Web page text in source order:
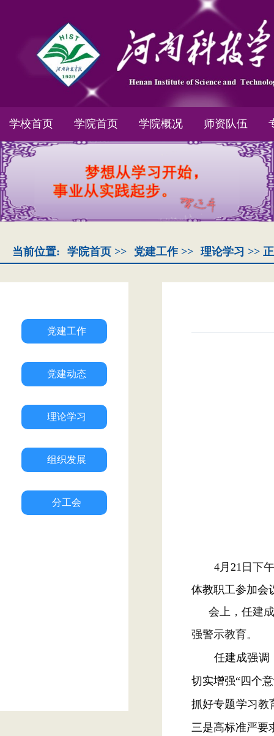
学校首页 学院首页 学院概况 师资队伍
当前位置: 学院首页 >> 党建工作>> 理论学习 >>
党建工作
党建动态
理论学习
组织发展
分工会
4月 21 日下
体教职工参加会
会上，任建
强警示教育。
任建成强调
切实增强“四个
抓好专题学习教
三是高标准严要